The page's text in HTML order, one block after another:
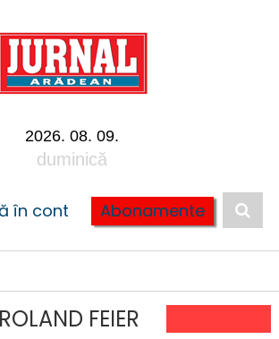
2026. 08. 09.
duminică
în cont Abonamente
ROLAND FEIER